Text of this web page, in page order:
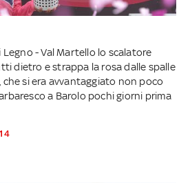
- Val Martello lo scalatore
dietro e strappa la rosa dalle spalle
che si era avvantaggiato non poco
a Barolo pochi giorni prima